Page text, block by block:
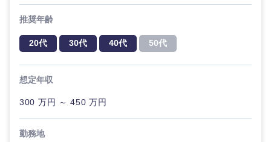
中国・四国地方
鳥取県
推奨年齢
20代 30代 40代 50代
想定年収
300 万円 ～ 450 万円
勤務地